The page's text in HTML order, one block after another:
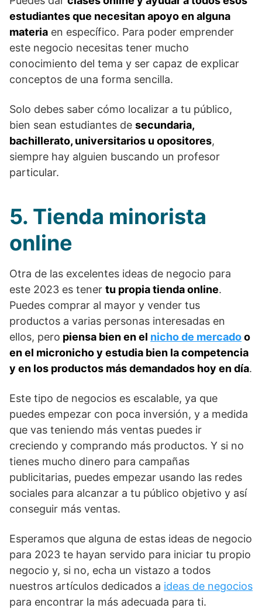
estudiantes que necesitan apoyo en alguna
materia en específico. Para poder emprender
este negocio necesitas tener mucho
conocimiento del tema y ser capaz de explicar
conceptos de una forma sencilla.
Solo debes saber cómo localizar a tu público,
bien sean estudiantes de secundaria,
bachillerato, universitarios u opositores,
siempre hay alguien buscando un profesor
particular.
5. Tienda minorista
online
Otra de las excelentes ideas de negocio para
este 2023 es tener tu propia tienda online.
Puedes comprar al mayor y vender tus
productos a varias personas interesadas en
ellos, pero piensa bien en el nicho de mercadoo
en el micronicho y estudia bien la competencia
y en los productos más demandados hoy en día.
Este tipo de negocios es escalable, ya que
puedes empezar con poca inversión, y a medida
que vas teniendo más ventas puedes ir
creciendo y comprando más productos. Y si no
tienes mucho dinero para campañas
publicitarias, puedes empezar usando las redes
sociales para alcanzar a tu público objetivo y así
conseguir más ventas.
Esperamos que alguna de estas ideas de negocio
para 2023 te hayan servido para iniciar tu propio
negocio y, si no, echa un vistazo a todos
nuestros artículos dedicados a ideas de negocios
para encontrar la más adecuada para ti.